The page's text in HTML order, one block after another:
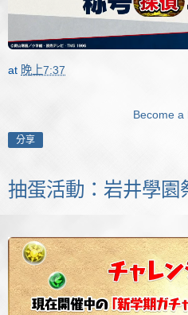
at 晚上7:37
Become a
分享
抽蛋活動：岩井學園